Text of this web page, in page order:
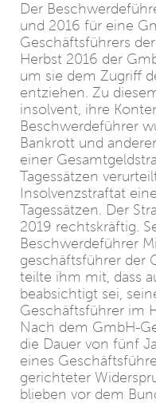
Der
und 2016 für eine
Geschäftsführers
Herbst 2016 der
um sie dem Zugriff
entziehen. Zu
insolvent, ihre
Beschwerdeführer
Bankrott und
einer
Tagessätzen
Insolvenzstraftat
Tagessätzen. Der
2019 rechtskräftig.
Beschwerdeführer
geschäftsführer der
teilte ihm mit, dass
beabsichtigt sei,
Geschäftsführer im
Nach dem GmbH-
die Dauer von fünf
eines
gerichteter
blieben vor dem